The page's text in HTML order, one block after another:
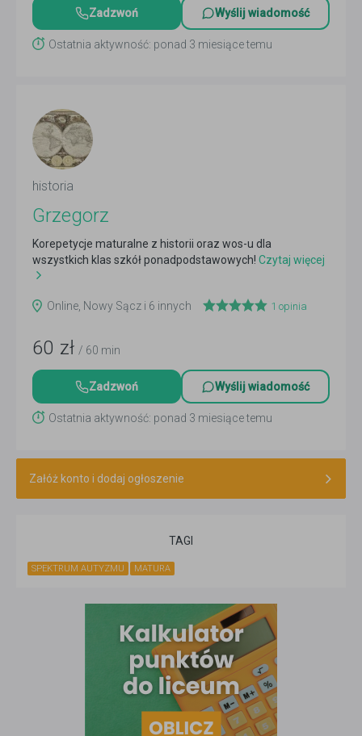
Zadzwoń Wyślij wiadomość
Ostatnia aktywność: ponad 3 miesiące temu
historia
Grzegorz
Korepetycje maturalne z historii oraz wos-u dla
wszystkich klas szkół ponadpodstawowych! Czytaj więcej
Online, Nowy Sącz i 6 innych 1 opinia
60 zł / 60 min
Zadzwoń Wyślij wiadomość
Ostatnia aktywność: ponad 3 miesiące temu
Załóż konto i dodaj ogłoszenie
TAGI
SPEKTRUM AUTYZMU MATURA